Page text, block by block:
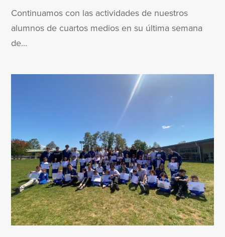
Continuamos con las actividades de nuestros
alumnos de cuartos medios en su última semana
de...